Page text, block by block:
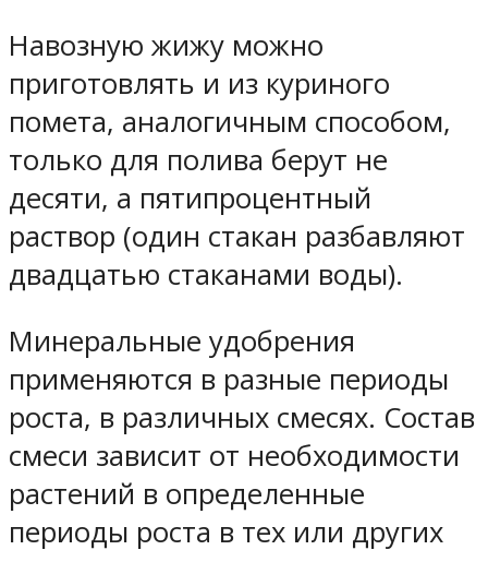
Навозную жижу можно
приготовлять и из куриного
помета, аналогичным способом,
только для полива берут не
десяти, а пятипроцентный
раствор (один стакан разбавляют
двадцатью стаканами воды).
Минеральные удобрения
применяются в разные периоды
роста, в различных смесях. Состав
смеси зависит от необходимости
растений в определенные
периоды роста в тех или других